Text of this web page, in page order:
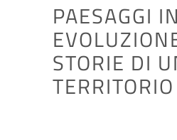
PAESAGGI IN
STORIE DI
TERRITORIO